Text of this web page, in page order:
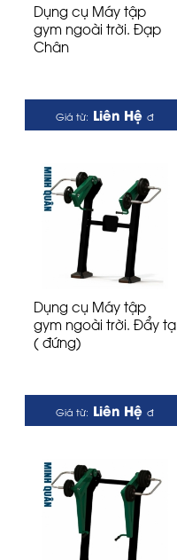
Dụng cụ Máy tập
gym ngoài trời. Đạp
Chân
Giá từ: Liên Hệ đ
Dụng cụ Máy tập
gym ngoài trời. Đẩy tạ
( đứng)
Giá từ: Liên Hệ đ